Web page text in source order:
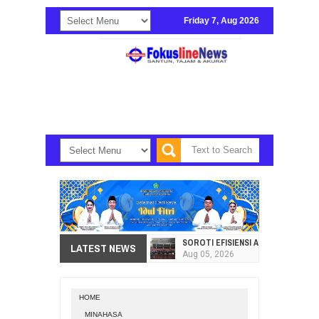
Friday 7, Aug 2026
LATEST NEWS SOROTI EFISIENSI APBD, DPRD
Aug 05, 2026
HOME
MINAHASA